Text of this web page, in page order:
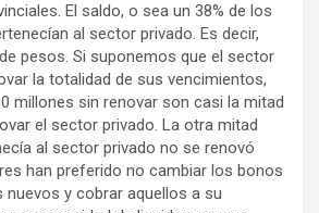
El saldo, o sea un 38% de los
al sector privado. Es decir,
pesos. Si suponemos que el sector
la totalidad de sus vencimientos,
millones sin renovar son casi la mitad
el sector privado. La otra mitad
al sector privado no se renovó
han preferido no cambiar los bonos
nuevos y cobrar aquellos a su